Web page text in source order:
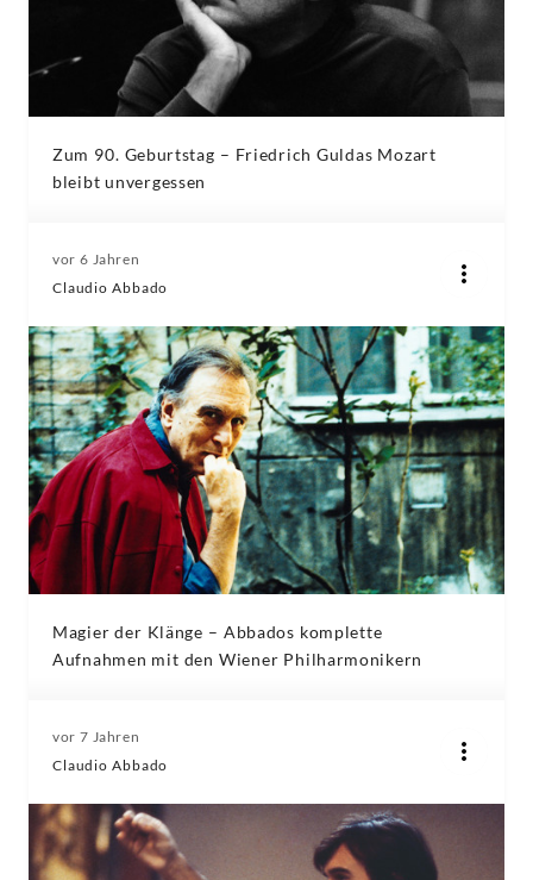
Zum 90. Geburtstag – Friedrich Guldas Mozart
bleibt unvergessen
vor 6 Jahren
Claudio Abbado
Magier der Klänge – Abbados komplette
Aufnahmen mit den Wiener Philharmonikern
vor 7 Jahren
Claudio Abbado